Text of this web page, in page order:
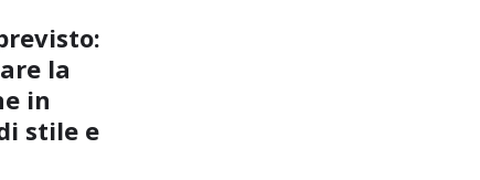
la
in
stile e